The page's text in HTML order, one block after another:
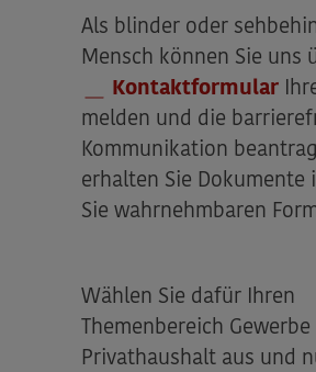
Als blinder oder
Mensch können Sie uns
Kontaktformular
melden und die
Kommunikation
erhalten Sie Dokumente
Sie wahrnehmbaren
Wählen Sie dafür Ihren
Themenbereich
Privathaushalt aus und